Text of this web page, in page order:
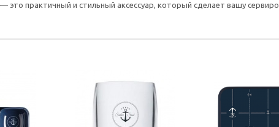
это практичный и стильный аксессуар, который сделает вашу